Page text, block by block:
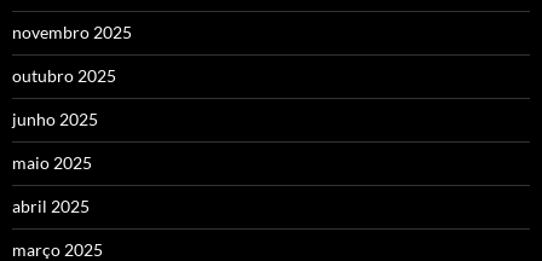
novembro 2025
outubro 2025
junho 2025
maio 2025
abril 2025
março 2025